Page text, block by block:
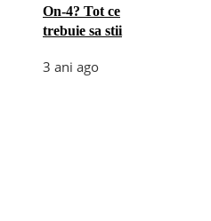
On-4? Tot ce
trebuie sa stii
3 ani ago